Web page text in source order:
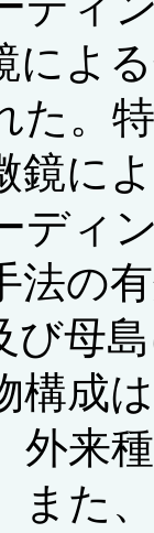
によ
た。
鏡に
ディ
法の
び母
構成
外来
また